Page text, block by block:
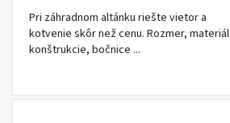
Pri záhradnom altánku riešte vietor a
kotvenie skôr než cenu. Rozmer, materiál
konštrukcie, bočnice ...